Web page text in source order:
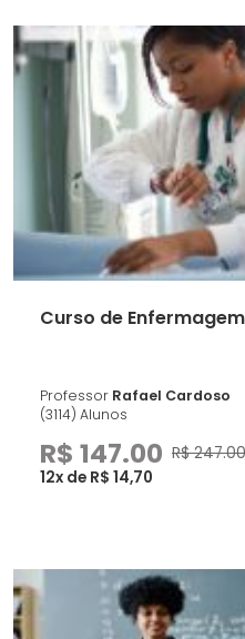
Curso de
Professor Rafael Cardoso
(3114) Alunos
R$ 147.00 R$ 247.00
12x de R$ 14,70